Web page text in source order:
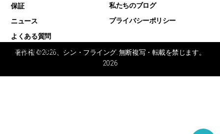
保証
ニュース
よくある質問
ビデオセンター
私たちのブログ
プライバシーポリシー
著作権 ©2026、シン・フライング. 無断複写・転載を禁じます。
2026